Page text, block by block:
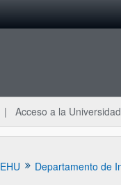
Acceso a la Universidad
EHU